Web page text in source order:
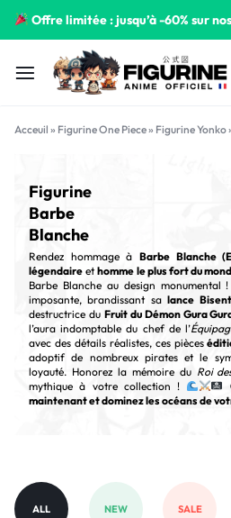
Offre limitée : jusqu’à -60% sur
Acceuil » Figurine One Piece» Figurine Yonko
Figurine
Barbe
Blanche
Rendez hommage à Barbe Blanche
légendaire ethomme le plus fort du
Barbe Blanche au design monumental
imposante, brandissant salance
destructrice du Fruit du Démon Gura
l’aura indomptable du chef de l’
avec des détails réalistes, ces pièces
adoptif de nombreux pirates et le
loyauté. Honorez la mémoire du Roi
mythique à votre collection !
maintenant et dominez les océans de
ALL NEW SALE